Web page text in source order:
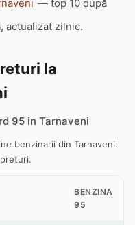
— top 10 după
actualizat zilnic.
la
95 in Tarnaveni
benzinarii din Tarnaveni.
BENZINA
95